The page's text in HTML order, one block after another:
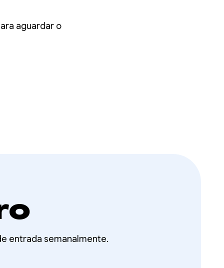
aguardar o
entrada semanalmente.